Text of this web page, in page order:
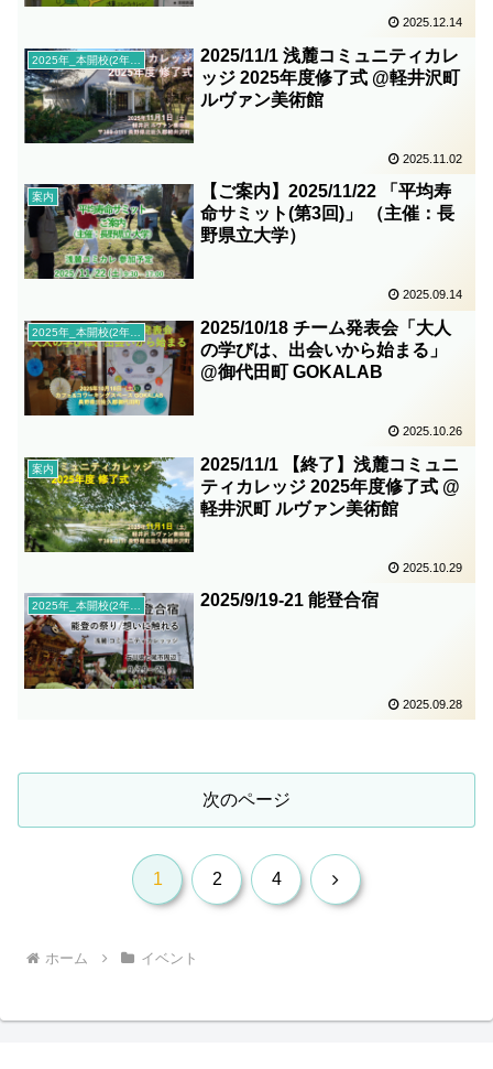
2025.12.14
2025年_本開校(2年目)
2025/11/1 浅麓コミュニティカレ
ッジ 2025年度修了式 @軽井沢町
ルヴァン美術館
2025.11.02
案内
【ご案内】2025/11/22 「平均寿
命サミット(第3回)」 （主催：長
野県立大学）
2025.09.14
2025年_本開校(2年目)
2025/10/18 チーム発表会「大人
の学びは、出会いから始まる」
@御代田町 GOKALAB
2025.10.26
案内
2025/11/1 【終了】浅麓コミュニ
ティカレッジ 2025年度修了式 @
軽井沢町 ルヴァン美術館
2025.10.29
2025年_本開校(2年目) 2025/9/19-21 能登合宿
2025.09.28
次のページ
1 2 4 次
ホーム イベント